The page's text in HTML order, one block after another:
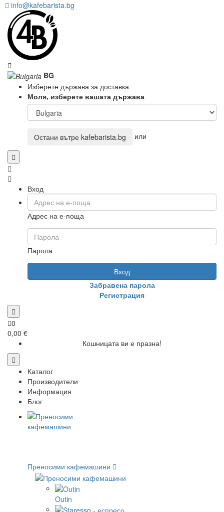
info@kafebarista.bg
BG
Изберете държава за доставка
Моля, изберете вашата държава
Остани вътре kafebarista.bg или
Вход
Адрес на е-поща
Парола
Вход
Забравена парола
Регистрация
0
0,00 €
Кошницата ви е празна!
Каталог
Производители
Информация
Блог
Преносими кафемашини
Outin